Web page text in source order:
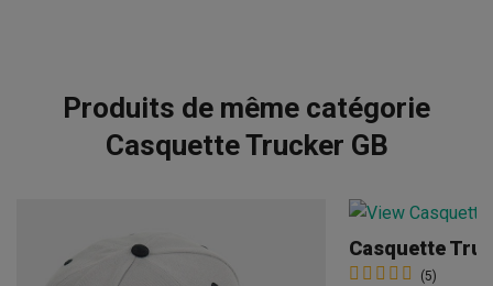
Produits de même catégorie
Casquette Trucker GB
Casquette
(5)